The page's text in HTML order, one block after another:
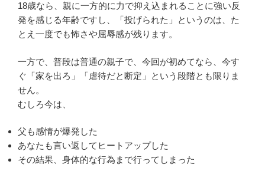
18歳なら、親に一方的に力で抑え込まれることに強い反
発を感じる年齢ですし、「投げられた」というのは、た
とえ一度でも怖さや屈辱感が残ります。
一方で、普段は普通の親子で、今回が初めてなら、今す
ぐ「家を出ろ」「虐待だと断定」という段階とも限りま
せん。
むしろ今は、
父も感情が爆発した
あなたも言い返してヒートアップした
その結果、身体的な行為まで行ってしまった